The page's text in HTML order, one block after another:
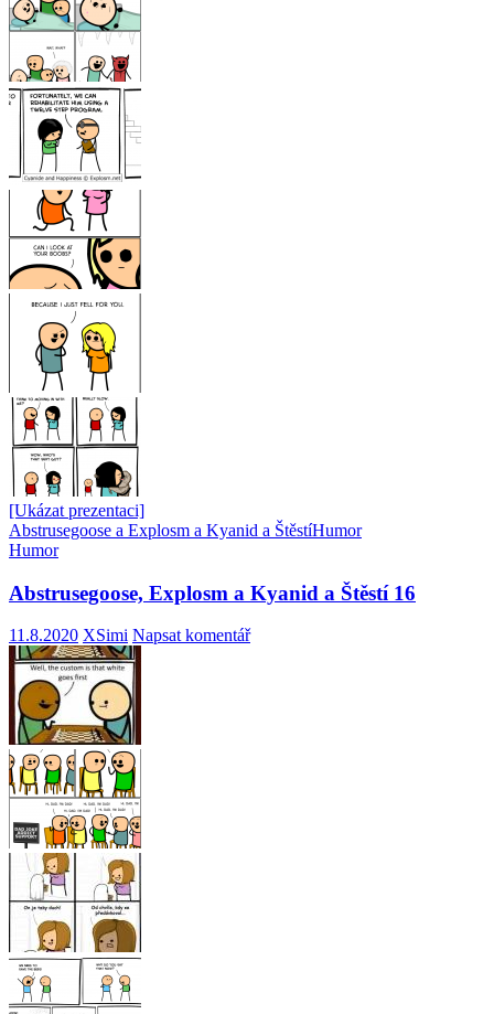
[Ukázat prezentaci]
Abstrusegoose a Explosm a Kyanid a ŠtěstíHumor
Humor
Abstrusegoose, Explosm a Kyanid a Štěstí 16
11.8.2020 XSimi Napsat komentář